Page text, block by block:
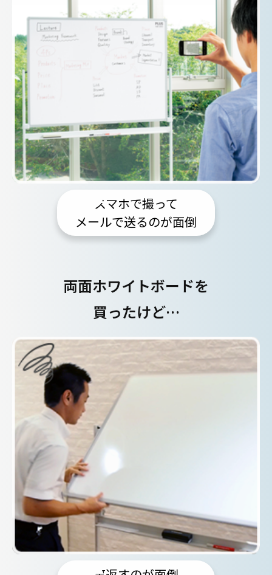
スマホで撮って
メールで送るのが面倒
両面ホワイトボードを
買ったけど…